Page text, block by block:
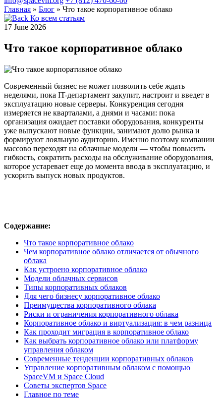
Главная » Блог » Что такое корпоративное облако
Ко всем статьям
17 June 2026
Что такое корпоративное облако
Современный бизнес не может позволить себе ждать
неделями, пока IT-департамент закупит, настроит и введет в
эксплуатацию новые серверы. Конкуренция сегодня
измеряется не кварталами, а днями и часами: пока
организация ожидает поставки оборудования, конкуренты
уже выпускают новые функции, занимают долю рынка и
формируют лояльную аудиторию. Именно поэтому компании
массово переходят на облачные модели — чтобы повысить
гибкость, сократить расходы на обслуживание оборудования,
которое устаревает еще до момента ввода в эксплуатацию, и
ускорить выпуск новых продуктов.
Содержание:
Что такое корпоративное облако
Чем корпоративное облако отличается от обычного
облака
Как устроено корпоративное облако
Модели облачных сервисов
Типы корпоративных облаков
Для чего бизнесу корпоративное облако
Преимущества корпоративного облака
Риски и ограничения корпоративного облака
Корпоративное облако и виртуализация: в чем разница
Как проходит миграция в корпоративное облако
Как выбрать корпоративное облако или платформу
управления облаком
Современные тенденции корпоративных облаков
Управление корпоративным облаком с помощью
SpaceVM и Space Cloud
Советы экспертов Space
Главное по теме